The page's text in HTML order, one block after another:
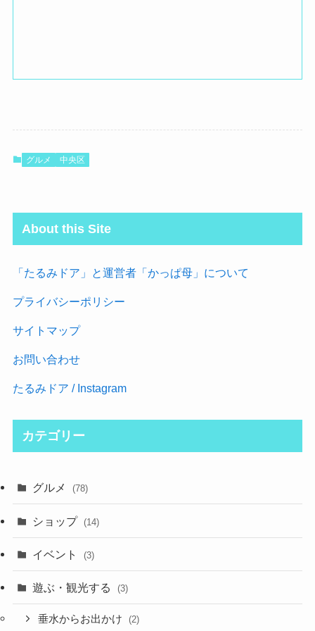
グルメ 中央区
About this Site
「たるみドア」と運営者「かっぱ母」について
プライバシーポリシー
サイトマップ
お問い合わせ
たるみドア / Instagram
カテゴリー
グルメ (78)
ショップ (14)
イベント (3)
遊ぶ・観光する (3)
垂水からお出かけ (2)